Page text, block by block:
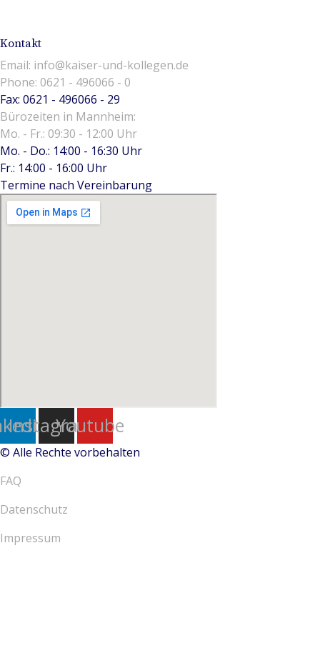
Kontakt
Email: info@kaiser-und-kollegen.de
Phone: 0621 - 496066 - 0
Fax: 0621 - 496066 - 29
Bürozeiten in Mannheim:
Mo. - Fr.: 09:30 - 12:00 Uhr
Mo. - Do.: 14:00 - 16:30 Uhr
Fr.: 14:00 - 16:00 Uhr
Termine nach Vereinbarung
Instagram
Youtube
© Alle Rechte vorbehalten
FAQ
Datenschutz
Impressum